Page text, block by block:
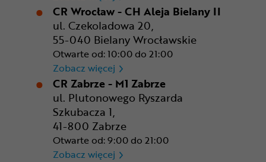
CR Wrocław - CH Aleja Bielany II
ul. Czekoladowa 20,
55-040 Bielany Wrocławskie
Otwarte od: 10:00 do 21:00
Zobacz więcej CR Wrocław - CH Aleja
CR Zabrze - M1 Zabrze
ul. Plutonowego Ryszarda
Szkubacza 1,
41-800 Zabrze
Otwarte od: 9:00 do 21:00
Zobacz więcej CR Zabrze - M1 Zabrze